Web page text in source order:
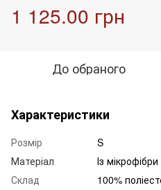
1 125.00 грн
До обраного
Характеристики
Розмір
S
Матеріал
Із мікрофібри
Склад
100%